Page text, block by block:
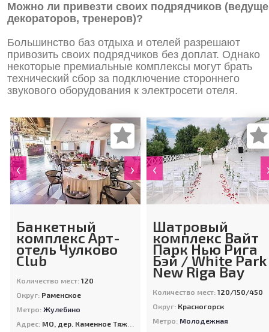
Можно ли привезти своих подрядчиков
декораторов, тренеров)?
Большинство баз отдыха и отелей разрешают
привозить своих подрядчиков без доплат. Однако
некоторые премиальные комплексы могут брать
технический сбор за подключение стороннего
звукового оборудования к электросети отеля.
‹ ›
Банкетный
комплекс Арт-
отель Чулково
Club
Количество мест:120
Округ: Раменское
Метро:Жулебино
Адрес: МО, дер. Каменное Тяжино, ул. Заречная, д. 2
‹
Шатровый
комплекс Вайт
Парк Нью Рига
Бэй / White Park
New Riga Bay
Количество мест: 120/150/450
Округ: Красногорск
Метро: Молодежная